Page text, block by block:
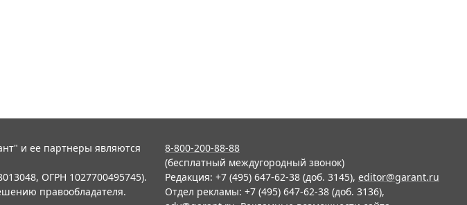
и ее партнеры являются
ОГРН 1027700495745).
правообладателя.
8-800-200-88-88
(бесплатный междугородный звонок)
Редакция: +7 (495) 647-62-38 (доб. 3145), editor@garant.ru
Отдел рекламы: +7 (495) 647-62-38 (доб. 3136),